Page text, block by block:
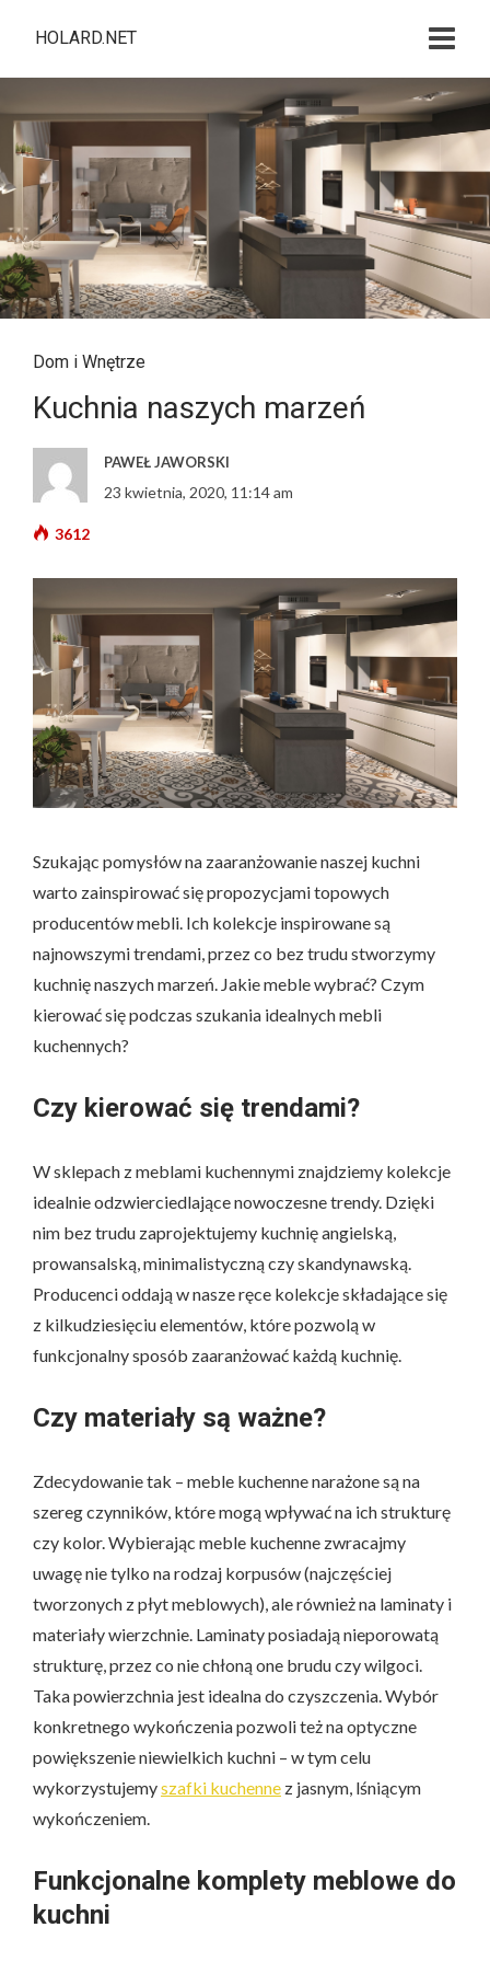
HOLARD.NET
Dom i Wnętrze
Kuchnia naszych marzeń
PAWEŁ JAWORSKI
23 kwietnia, 2020, 11:14 am
3612
Szukając pomysłów na zaaranżowanie naszej kuchni
warto zainspirować się propozycjami topowych
producentów mebli. Ich kolekcje inspirowane są
najnowszymi trendami, przez co bez trudu stworzymy
kuchnię naszych marzeń. Jakie meble wybrać? Czym
kierować się podczas szukania idealnych mebli
kuchennych?
Czy kierować się trendami?
W sklepach z meblami kuchennymi znajdziemy kolekcje
idealnie odzwierciedlające nowoczesne trendy. Dzięki
nim bez trudu zaprojektujemy kuchnię angielską,
prowansalską, minimalistyczną czy skandynawską.
Producenci oddają w nasze ręce kolekcje składające się
z kilkudziesięciu elementów, które pozwolą w
funkcjonalny sposób zaaranżować każdą kuchnię.
Czy materiały są ważne?
Zdecydowanie tak – meble kuchenne narażone są na
szereg czynników, które mogą wpływać na ich strukturę
czy kolor. Wybierając meble kuchenne zwracajmy
uwagę nie tylko na rodzaj korpusów (najczęściej
tworzonych z płyt meblowych), ale również na laminaty i
materiały wierzchnie. Laminaty posiadają nieporowatą
strukturę, przez co nie chłoną one brudu czy wilgoci.
Taka powierzchnia jest idealna do czyszczenia. Wybór
konkretnego wykończenia pozwoli też na optyczne
powiększenie niewielkich kuchni – w tym celu
wykorzystujemyszafki kuchenne z jasnym, lśniącym
wykończeniem.
Funkcjonalne komplety meblowe do
kuchni